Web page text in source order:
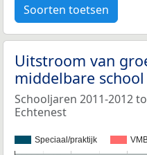
Soorten toetsen
Uitstroom van
middelbare school
Schooljaren 2011-2012
Echtenest
Speciaal/praktijk